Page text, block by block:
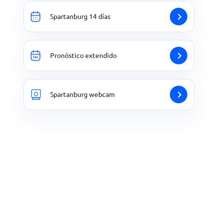
Spartanburg 14 días
Pronóstico extendido
Spartanburg webcam